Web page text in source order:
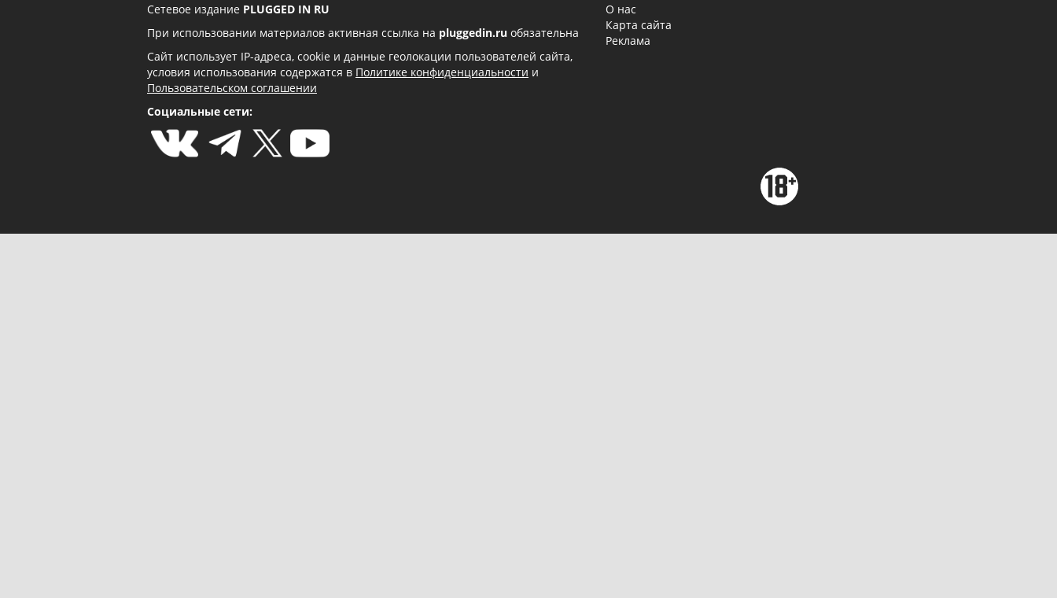
Сетевое издание PLUGGED IN RU
При использовании материалов активная ссылка на pluggedin.ru обязательна
Сайт использует IP-адреса, cookie и данные геолокации пользователей сайта,
условия использования содержатся в Политике конфиденциальности и
Пользовательском соглашении
Социальные сети:
О нас
Карта сайта
Реклама